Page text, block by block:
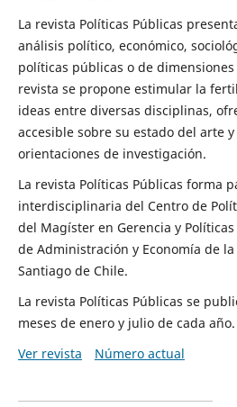
La revista Políticas Públicas
análisis político, económico,
políticas públicas o de
revista se propone estimular la
ideas entre diversas disciplinas,
accesible sobre su estado del arte
orientaciones de investigación.
La revista Políticas Públicas forma
interdisciplinaria del Centro de
del Magíster en Gerencia y
de Administración y Economía de
Santiago de Chile.
La revista Políticas Públicas se
meses de enero y julio de cada año.
Ver revista
Número actual